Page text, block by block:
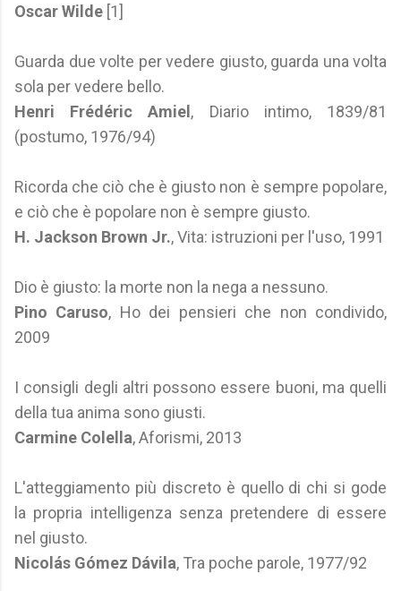
Oscar Wilde [1]
Guarda due volte per vedere giusto, guarda una volta
sola per vedere bello.
Henri Frédéric Amiel , Diario intimo, 1839/81
(postumo, 1976/94)
Ricorda che ciò che è giusto non è sempre popolare,
e ciò che è popolare non è sempre giusto.
H. Jackson Brown Jr., Vita: istruzioni per l'uso, 1991
Dio è giusto: la morte non la nega a nessuno.
Pino Caruso, Ho dei pensieri che non condivido,
2009
I consigli degli altri possono essere buoni, ma quelli
della tua anima sono giusti.
Carmine Colella, Aforismi, 2013
L'atteggiamento più discreto è quello di chi si gode
la propria intelligenza senza pretendere di essere
nel giusto.
Nicolás Gómez Dávila, Tra poche parole, 1977/92